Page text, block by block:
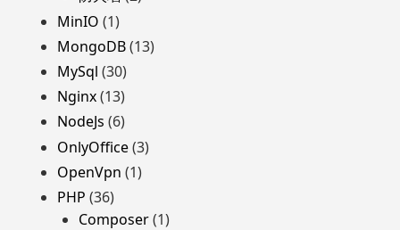
MinIO (1)
MongoDB(13)
MySql (30)
Nginx(13)
NodeJs (6)
OnlyOffice(3)
OpenVpn (1)
PHP (36)
Composer(1)